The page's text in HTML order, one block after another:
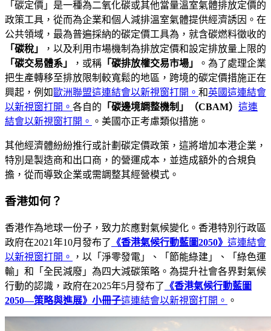
「碳定價」是一種為二氧化碳或其他當量溫室氣體排放定價的
政策工具，從而為企業和個人減排溫室氣體提供經濟誘因。在
公共領域，最為普遍採納的碳定價工具為，就含碳燃料徵收的
「碳稅」
，以及利用市場機制為排放定價和設定排放量上限的
「碳交易體系」
，或稱 「碳排放權交易市場」
。為了處理企業
把生產轉移至排放限制較寬鬆的地區，跨境的碳定價措施正在
興起，例如 歐洲聯盟這連結會以新視窗打開。 和英國這連結會
以新視窗打開。 各自的 「碳邊境調整機制」（CBAM） 這連
結會以新視窗打開。 。美國亦正考慮類似措施。
其他經濟體紛紛推行或計劃碳定價政策，這將增加本港企業，
特別是製造商和出口商，的營運成本，並造成額外的合規負
擔，從而導致企業或需調整其經營模式。
香港如何？
香港作為地球一份子，致力於應對氣候變化。香港特別行政區
政府在2021年10月發布了 《香港氣候行動藍圖2050》 這連結會
以新視窗打開。
，以「淨零發電」、「節能綠建」、「綠色運
輸」和「全民減廢」為四大減碳策略。為提升社會各界對氣候
行動的認識，政府在2025年5月發布了 《香港氣候行動藍圖
2050—策略與進展》小冊子這連結會以新視窗打開。 。